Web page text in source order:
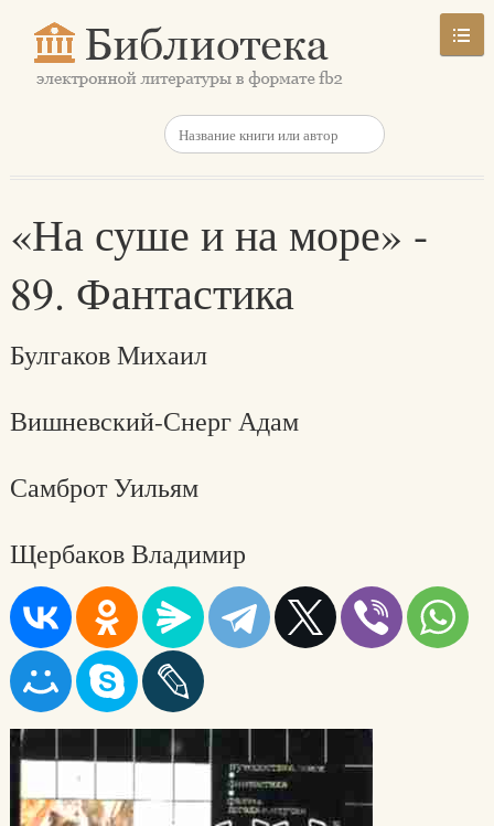
«На суше и на море» -
89. Фантастика
Булгаков Михаил
Вишневский-Снерг Адам
Самброт Уильям
Щербаков Владимир